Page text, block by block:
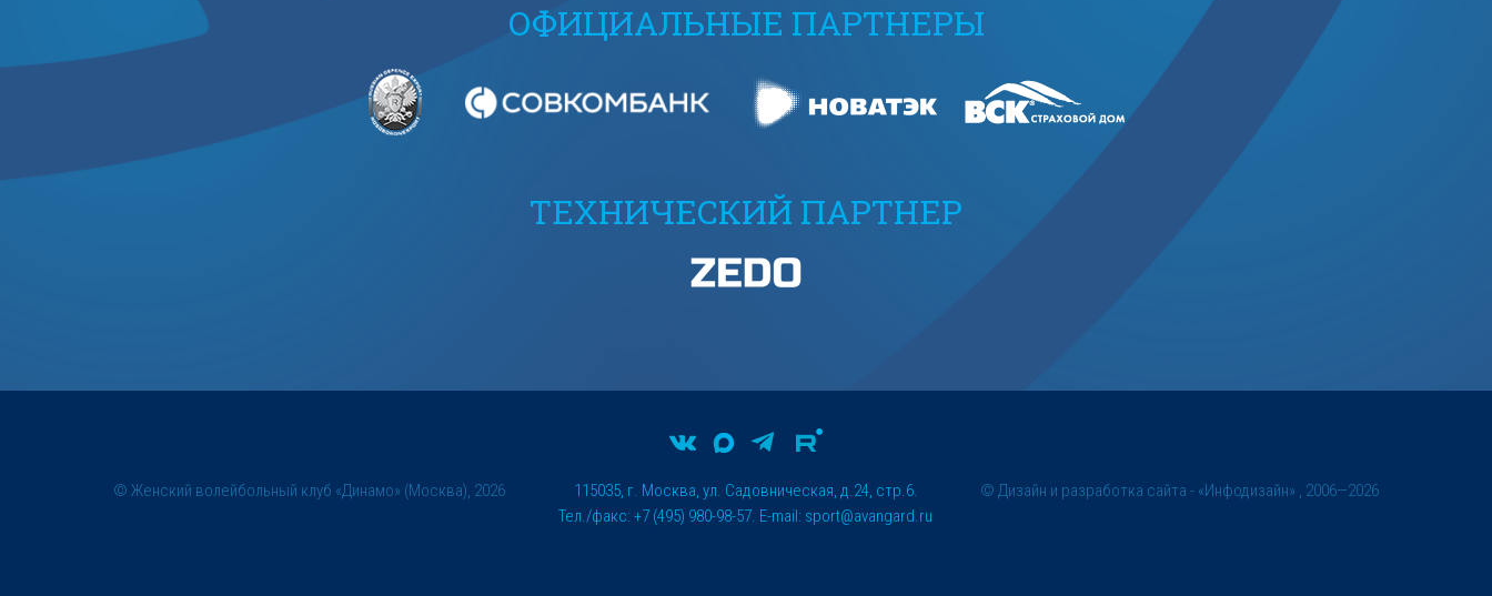
ОФИЦИАЛЬНЫЕ ПАРТНЕРЫ
ТЕХНИЧЕСКИЙ ПАРТНЕР
© Женский волейбольный клуб «Динамо» (Москва), 2026
115035, г. Москва, ул. Садовническая, д.24, стр.6.
Тел./факс: +7 (495) 980-98-57. E-mail: sport@avangard.ru
© Дизайн и разработка сайта - «Инфодизайн» , 2006—2026